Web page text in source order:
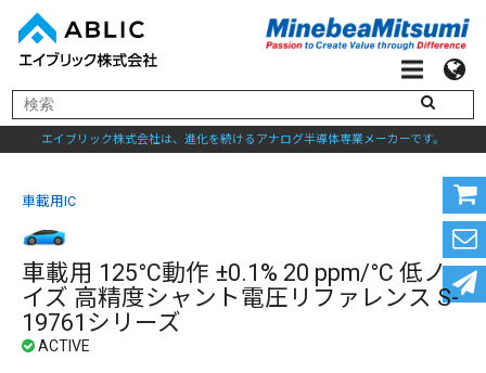
エイブリック株式会社は、進化を続けるアナログ半導体専業メーカーです。
車載用IC
車載用 125°C動作 ±0.1% 20 ppm/°C 低ノ
イズ 高精度シャント電圧リファレンス S-
19761シリーズ